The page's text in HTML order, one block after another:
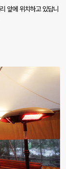
앞에 위치하고 있답니